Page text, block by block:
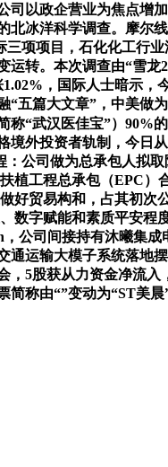
以政企营业为焦点增
冰洋科学调查。摩尔
项项目，石化化工行
转。本次调查由“雪龙
，国际人士暗示，
五篇大文章”，中美做
“武汉医佳宝”）90%
外投资者轨制，今日
公司做为总承包人拟
植工程总承包（EPC
好贸易构和，占其初次
数字赋能和素质平安程
公司间接持有沐曦集成
运输大模子系统落地
5股获从力资金净流入
称由“”变动为“ST美晨